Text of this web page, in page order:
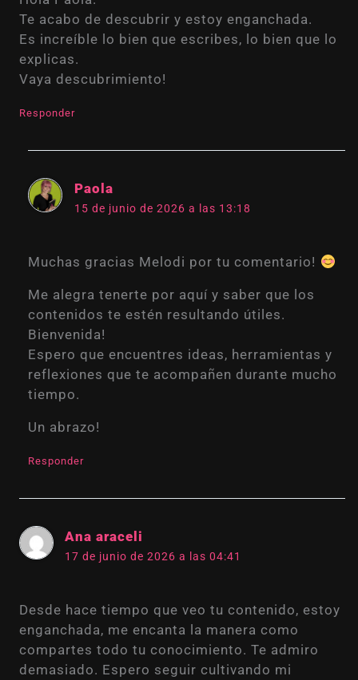
Te acabo de descubrir y estoy enganchada.
Es increíble lo bien que escribes, lo bien que lo
explicas.
Vaya descubrimiento!
Responder
Paola
15 de junio de 2026 a las 13:18
Muchas gracias Melodi por tu comentario!
Me alegra tenerte por aquí y saber que los
contenidos te estén resultando útiles.
Bienvenida!
Espero que encuentres ideas, herramientas y
reflexiones que te acompañen durante mucho
tiempo.
Un abrazo!
Responder
Ana araceli
17 de junio de 2026 a las 04:41
Desde hace tiempo que veo tu contenido, estoy
enganchada, me encanta la manera como
compartes todo tu conocimiento. Te admiro
demasiado. Espero seguir cultivando mi